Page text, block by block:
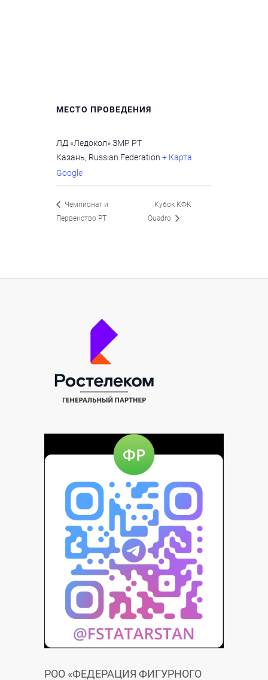
МЕСТО ПРОВЕДЕНИЯ
ЛД «Ледокол» ЗМР РТ
Казань, Russian Federation + Карта
Google
Чемпионат и
Первенство РТ
Кубок КФК
Quadro
РОО «ФЕДЕРАЦИЯ ФИГУРНОГО